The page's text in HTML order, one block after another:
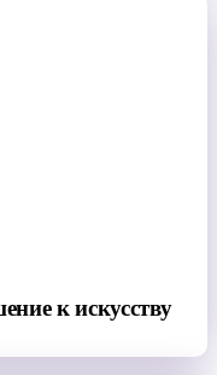
к искусству